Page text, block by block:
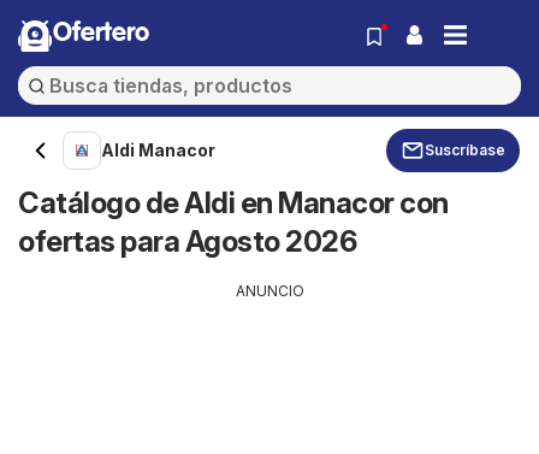
Ofertero
Aldi Manacor Suscríbase
Catálogo de Aldi en Manacor con
ofertas para Agosto 2026
ANUNCIO